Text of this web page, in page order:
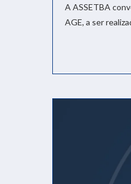
A ASSETBA
AGE, a ser